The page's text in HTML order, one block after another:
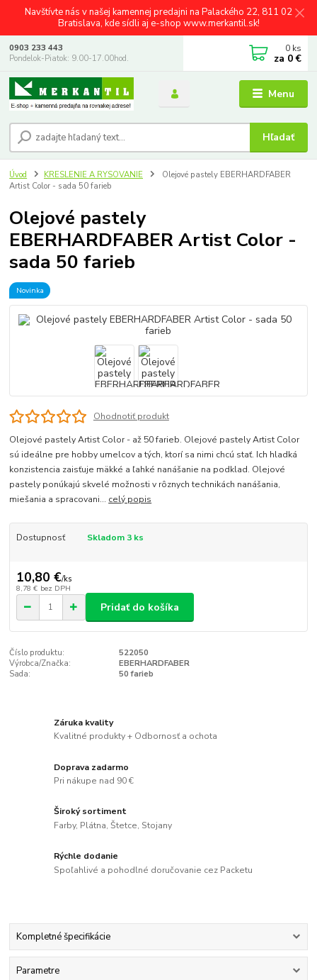
Navštívte nás v našej kamennej predajni na Palackého 22, 811 02
Bratislava, kde sídli aj e-shop www.merkantil.sk!
Menu
Hľadať
0903 233 443
Pondelok-Piatok: 9.00-17.00hod.
0 ks
za 0 €
Úvod KRESLENIE A RYSOVANIE
Olejové pastely EBERHARDFABER
Artist Color - sada 50 farieb
Olejové pastely
EBERHARDFABER Artist Color -
sada 50 farieb
Novinka
Ohodnotiť produkt
Olejové pastely Artist Color - až 50 farieb. Olejové pastely Artist Color
sú ideálne pre hobby umelcov a tých, ktorí sa nimi chcú stať. Ich hladká
konzistencia zaisťuje mäkké a ľahké nanášanie na podklad. Olejové
pastely ponúkajú skvelé možnosti v rôznych technikách nanášania,
miešania a spracovani... celý popis
Dostupnosť Skladom 3 ks
10,80 €/ks
8,78 € bez DPH
Pridať do košíka
Číslo produktu:
522050
Výrobca/Značka:
EBERHARDFABER
Sada:
50 farieb
Záruka kvality
Kvalitné produkty + Odbornosť a ochota
Doprava zadarmo
Pri nákupe nad 90 €
Široký sortiment
Farby, Plátna, Štetce, Stojany
Rýchle dodanie
Spoľahlivé a pohodlné doručovanie cez Packetu
Kompletné špecifikácie
Parametre